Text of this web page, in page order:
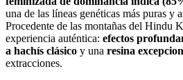
una de las líneas genéticas más puras y
Procedente de las montañas del Hindu
experiencia auténtica: efectos
a hachís clásico y una resina
extracciones.